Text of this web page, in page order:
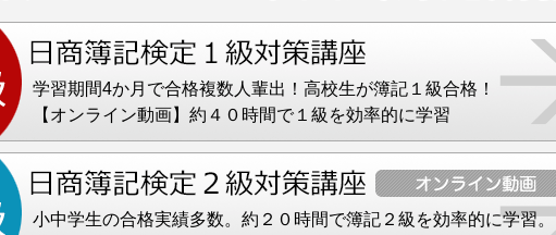
学習期間4か月で合格複数人輩出！高校生が簿記１級合格！
【オンライン動画】約４０時間で１級を効率的に学習
小中学生の合格実績多数。約２０時間で簿記２級を効率的に学習。